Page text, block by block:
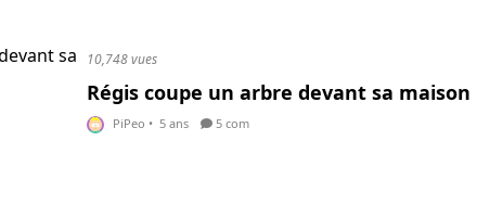
10,748 vues
Régis coupe un arbre devant sa maison
PiPeo • 5 ans 5 com